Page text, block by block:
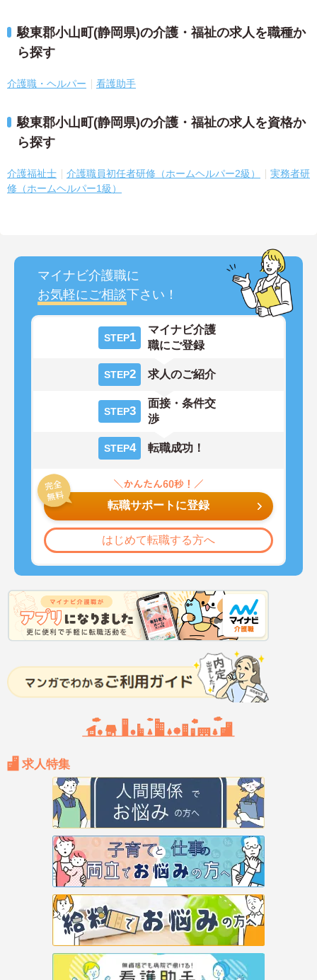
駿東郡小山町(静岡県)の介護・福祉の求人を職種か
ら探す
介護職・ヘルパー 看護助手
駿東郡小山町(静岡県)の介護・福祉の求人を資格か
ら探す
介護福祉士 介護職員初任者研修（ホームヘルパー2級）
実務者研
修（ホームヘルパー1級）
マイナビ介護職に
お気軽にご相談下さい！
STEP1
マイナビ介護
職にご登録
STEP2 求人のご紹介
STEP3
面接・条件交
渉
STEP4 転職成功！
転職サポートに登録
はじめて転職する方へ
求人特集